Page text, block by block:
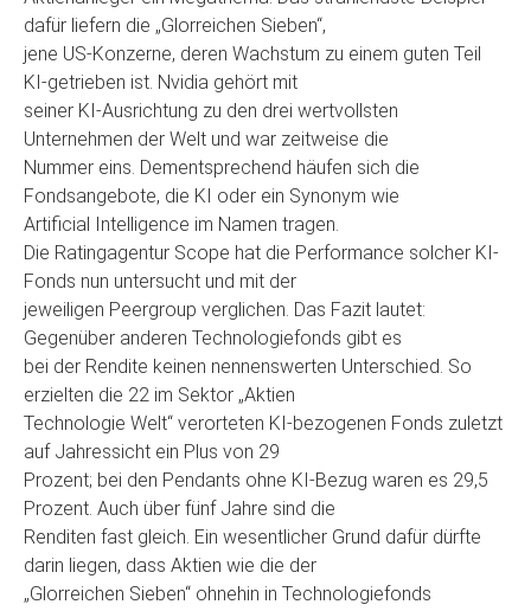
dafür liefern die „Glorreichen Sieben“,
jene US-Konzerne, deren Wachstum zu einem guten Teil
KI-getrieben ist. Nvidia gehört mit
seiner KI-Ausrichtung zu den drei wertvollsten
Unternehmen der Welt und war zeitweise die
Nummer eins. Dementsprechend häufen sich die
Fondsangebote, die KI oder ein Synonym wie
Artificial Intelligence im Namen tragen.
Die Ratingagentur Scope hat die Performance solcher KI-
Fonds nun untersucht und mit der
jeweiligen Peergroup verglichen. Das Fazit lautet:
Gegenüber anderen Technologiefonds gibt es
bei der Rendite keinen nennenswerten Unterschied. So
erzielten die 22 im Sektor „Aktien
Technologie Welt“ verorteten KI-bezogenen Fonds zuletzt
auf Jahressicht ein Plus von 29
Prozent; bei den Pendants ohne KI-Bezug waren es 29,5
Prozent. Auch über fünf Jahre sind die
Renditen fast gleich. Ein wesentlicher Grund dafür dürfte
darin liegen, dass Aktien wie die der
„Glorreichen Sieben“ ohnehin in Technologiefonds